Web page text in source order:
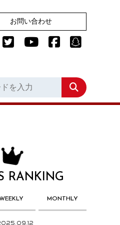
お問い合わせ
RANKING
WEEKLY MONTHLY